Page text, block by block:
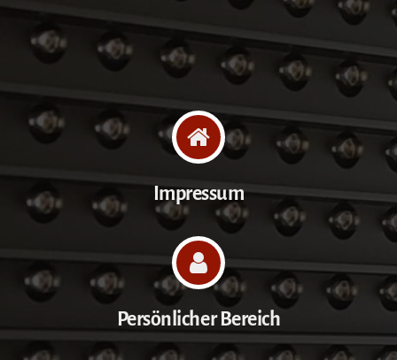
Impressum
Persönlicher Bereich